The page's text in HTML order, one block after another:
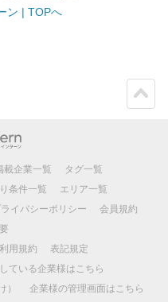
ン | TOPへ
載企業一覧
タグ一覧
条件一覧
エリア一覧
イバシーポリシー
会員規約
用規約
表記規定
ている企業様はこちら
）
企業様の管理画面はこちら